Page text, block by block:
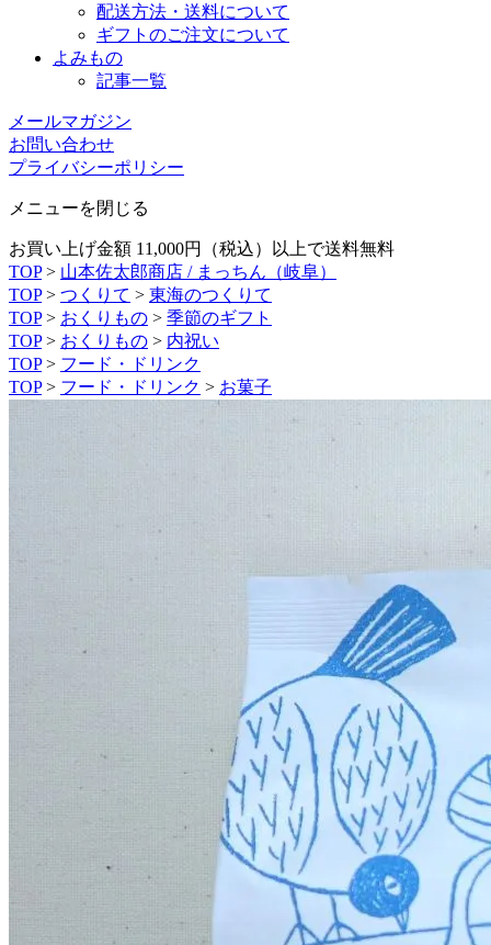
配送方法・送料について
ギフトのご注文について
よみもの
記事一覧
メールマガジン
お問い合わせ
プライバシーポリシー
メニューを閉じる
お買い上げ金額 11,000円（税込）以上で送料無料
TOP> 山本佐太郎商店 / まっちん（岐阜）
TOP > つくりて > 東海のつくりて
TOP > おくりもの > 季節のギフト
TOP > おくりもの > 内祝い
TOP > フード・ドリンク
TOP > フード・ドリンク > お菓子